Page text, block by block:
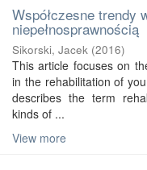
Współczesne trendy
niepełnosprawnością
Sikorski, Jacek (2016)
This article focuses on
in the rehabilitation of
describes the term
kinds of ...
View more